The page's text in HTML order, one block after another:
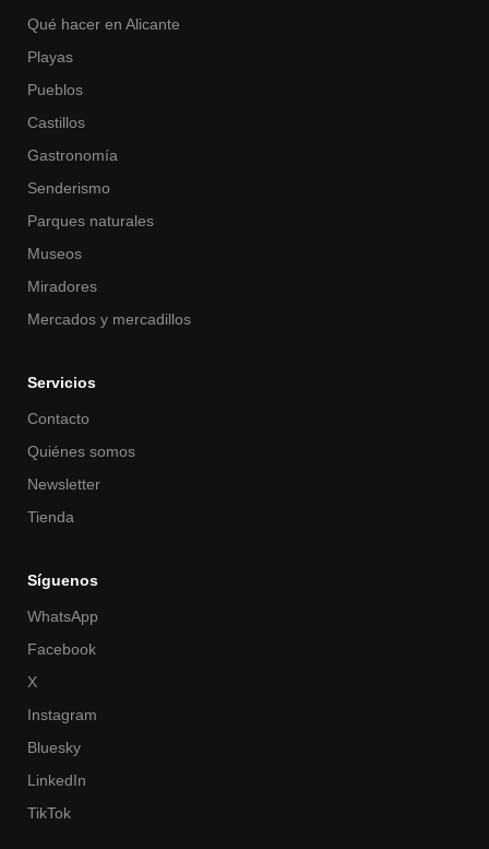
Qué hacer en Alicante
Playas
Pueblos
Castillos
Gastronomía
Senderismo
Parques naturales
Museos
Miradores
Mercados y mercadillos
Servicios
Contacto
Quiénes somos
Newsletter
Tienda
Síguenos
WhatsApp
Facebook
X
Instagram
Bluesky
LinkedIn
TikTok